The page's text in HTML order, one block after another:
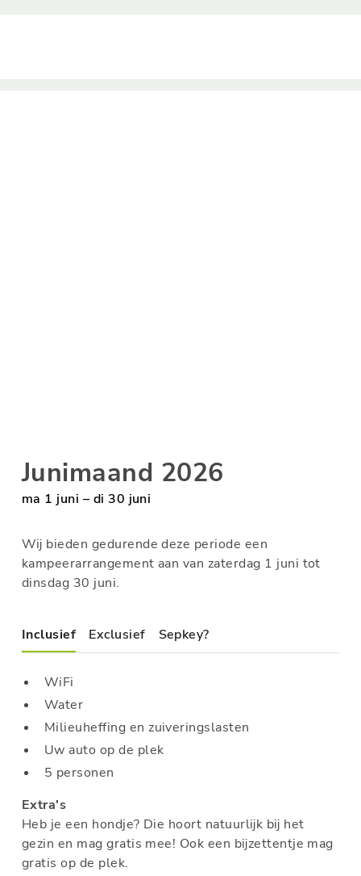
Junimaand 2026
ma 1 juni – di 30 juni
Wij bieden gedurende deze periode een
kampeerarrangement aan van zaterdag 1 juni tot
dinsdag 30 juni.
Inclusief Exclusief Sepkey?
WiFi
Water
Milieuheffing en zuiveringslasten
Uw auto op de plek
5 personen
Extra's
Heb je een hondje? Die hoort natuurlijk bij het
gezin en mag gratis mee! Ook een bijzettentje mag
gratis op de plek.